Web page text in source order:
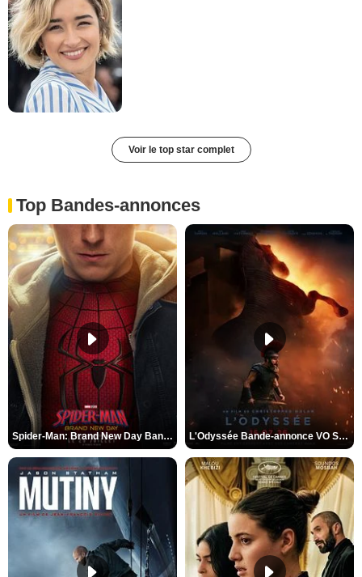
Voir le top star complet
Top Bandes-annonces
Spider-Man: Brand New Day Bande-annonce VO STFR L'Odyssée Bande-annonce VO STFR